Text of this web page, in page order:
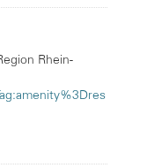
Rhein-